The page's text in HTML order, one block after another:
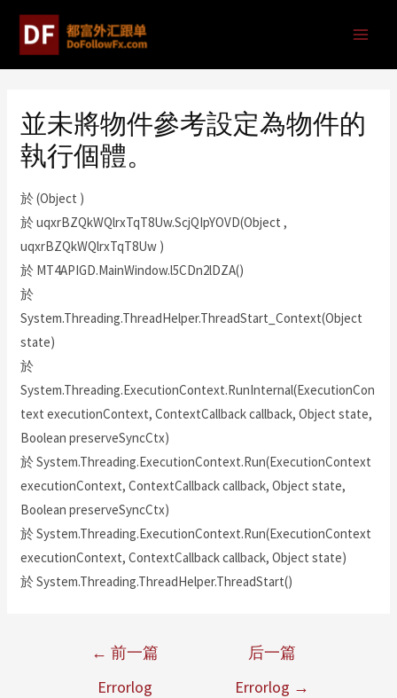
並未將物件參考設定為物件的
執行個體。
於 (Object )
於 uqxrBZQkWQlrxTqT8Uw.ScjQIpYOVD(Object ,
uqxrBZQkWQlrxTqT8Uw )
於 MT4APIGD.MainWindow.l5CDn2lDZA()
於
System.Threading.ThreadHelper.ThreadStart_Context(Object
state)
於
System.Threading.ExecutionContext.RunInternal(ExecutionCon
text executionContext, ContextCallback callback, Object state,
Boolean preserveSyncCtx)
於 System.Threading.ExecutionContext.Run(ExecutionContext
executionContext, ContextCallback callback, Object state,
Boolean preserveSyncCtx)
於 System.Threading.ExecutionContext.Run(ExecutionContext
executionContext, ContextCallback callback, Object state)
於 System.Threading.ThreadHelper.ThreadStart()
← 前一篇
Errorlog
后一篇
Errorlog →